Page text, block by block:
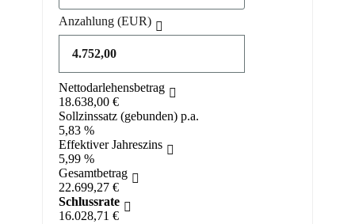
Anzahlung (EUR)
Nettodarlehensbetrag
18.638,00 €
Sollzinssatz (gebunden) p.a.
5,83 %
Effektiver Jahreszins
5,99 %
Gesamtbetrag
22.699,27 €
Schlussrate
16.028,71 €